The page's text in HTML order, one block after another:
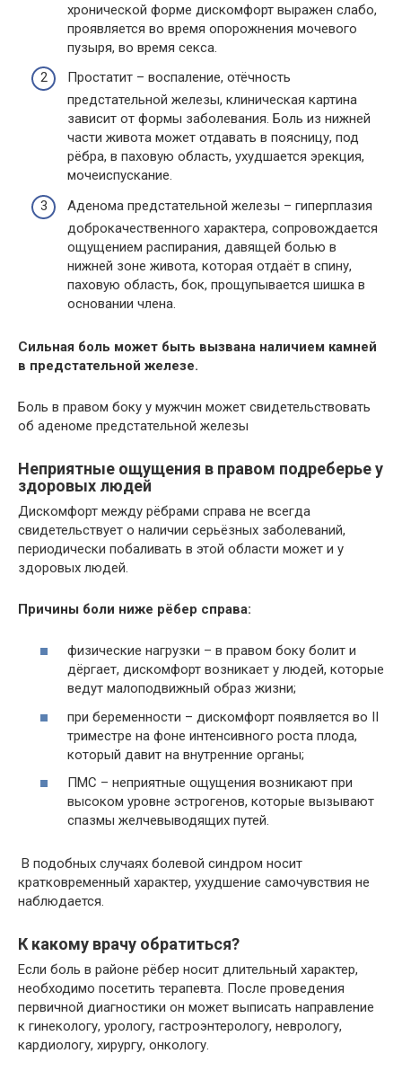
хронической форме дискомфорт выражен слабо,
проявляется во время опорожнения мочевого
пузыря, во время секса.
Простатит – воспаление, отёчность
предстательной железы, клиническая картина
зависит от формы заболевания. Боль из нижней
части живота может отдавать в поясницу, под
рёбра, в паховую область, ухудшается эрекция,
мочеиспускание.
Аденома предстательной железы – гиперплазия
доброкачественного характера, сопровождается
ощущением распирания, давящей болью в
нижней зоне живота, которая отдаёт в спину,
паховую область, бок, прощупывается шишка в
основании члена.
Сильная боль может быть вызвана наличием камней
в предстательной железе.
Боль в правом боку у мужчин может свидетельствовать
об аденоме предстательной железы
Неприятные ощущения в правом подреберье у
здоровых людей
Дискомфорт между рёбрами справа не всегда
свидетельствует о наличии серьёзных заболеваний,
периодически побаливать в этой области может и у
здоровых людей.
Причины боли ниже рёбер справа:
физические нагрузки – в правом боку болит и
дёргает, дискомфорт возникает у людей, которые
ведут малоподвижный образ жизни;
при беременности – дискомфорт появляется во II
триместре на фоне интенсивного роста плода,
который давит на внутренние органы;
ПМС – неприятные ощущения возникают при
высоком уровне эстрогенов, которые вызывают
спазмы желчевыводящих путей.
В подобных случаях болевой синдром носит
кратковременный характер, ухудшение самочувствия не
наблюдается.
К какому врачу обратиться?
Если боль в районе рёбер носит длительный характер,
необходимо посетить терапевта. После проведения
первичной диагностики он может выписать направление
к гинекологу, урологу, гастроэнтерологу, неврологу,
кардиологу, хирургу, онкологу.